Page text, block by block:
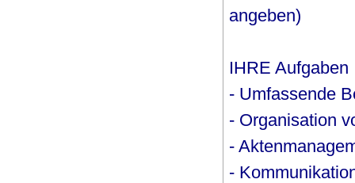
angeben)
IHRE Aufgaben
- Umfassende
- Organisation
-
-